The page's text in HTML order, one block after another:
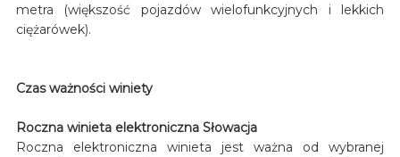
metra (większość pojazdów wielofunkcyjnych i lekkich
ciężarówek).
Czas ważności winiety
Roczna winieta elektroniczna Słowacja
Roczna elektroniczna winieta jest ważna od wybranej